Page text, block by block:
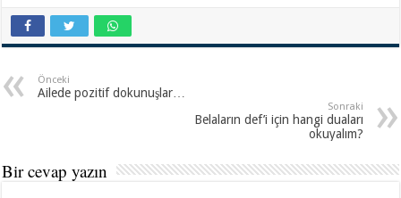
Önceki
Ailede pozitif dokunuşlar…
Sonraki
Belaların def’i için hangi duaları
okuyalım?
Bir cevap yazın